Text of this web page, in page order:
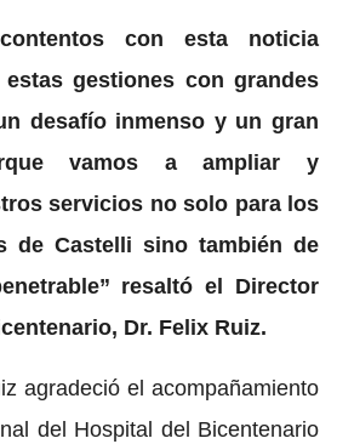
con esta noticia
gestiones con grandes
desafío inmenso y un gran
vamos a ampliar y
servicios no solo para los
de Castelli sino también de
resaltó el Director
Dr. Felix Ruiz.
agradeció el acompañamiento
del Hospital del Bicentenario